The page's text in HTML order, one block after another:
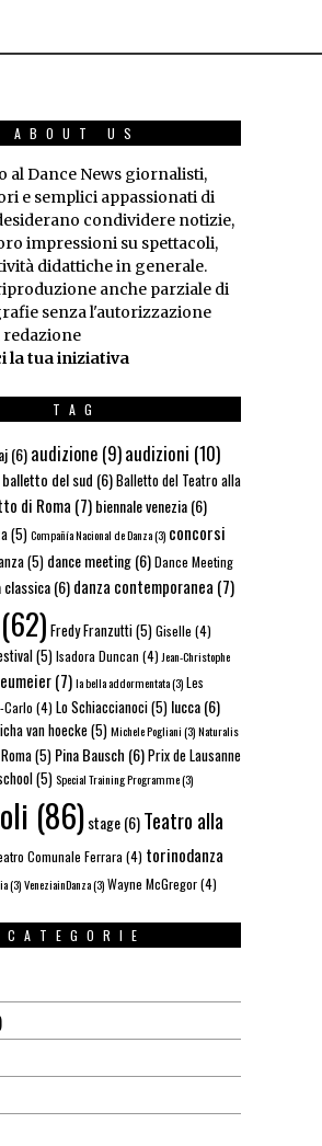
ABOUT US
al Dance News giornalisti,
e semplici appassionati di
condividere notizie,
impressioni su spettacoli,
didattiche in generale.
anche parziale di
senza l'autorizzazione
redazione
la tua iniziativa
TAG
(6)audizione (9)audizioni (10)
balletto del sud (6)Balletto del Teatro alla
di Roma (7)biennale venezia(6)
(5)Compañía Nacional de Danza(3) concorsi
(5) dance meeting(6)Dance Meeting
classica(6)danza contemporanea (7)
(62) Fredy Franzutti(5)Giselle (4)
(5)Isadora Duncan (4) Jean-Christophe
(7)la bella addormentata(3)Les
Carlo (4) Lo Schiaccianoci(5) lucca(6)
van hoecke(5)Michele Pogliani(3)Naturalis
(5) Pina Bausch (6)Prix de Lausanne
(5)Special Training Programme(3)
(86)stage(6)Teatro alla
Comunale Ferrara (4) torinodanza
(3)VeneziainDanza(3)Wayne McGregor(4)
CATEGORIE